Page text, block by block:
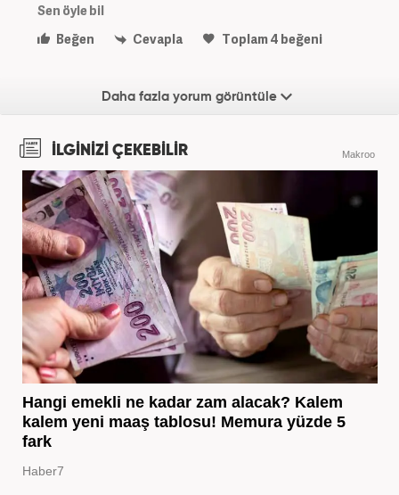
Sen öyle bil
Beğen
Cevapla Toplam4 beğeni
Daha fazla yorum görüntüle
İLGİNİZİ ÇEKEBİLİR Makroo
Hangi emekli ne kadar zam alacak? Kalem
kalem yeni maaş tablosu! Memura yüzde 5
fark
Haber7